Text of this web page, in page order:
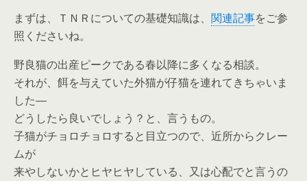
まずは、ＴＮＲについての基礎知識は、 関連記事をご参
照くださいね。
野良猫の出産ピークである春以降に多くなる相談。
それが、餌を与えていた外猫が仔猫を連れてきちゃいま
した―
どうしたら良いでしょう？と、言うもの。
子猫がチョロチョロすると目立つので、近所からクレー
ムが
来やしないかとヒヤヒヤしている、又は心配でと言うの